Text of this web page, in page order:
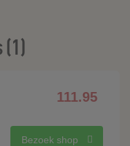
(1)
111.95
Bezoek shop